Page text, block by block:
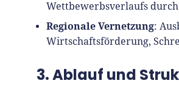
Wettbewerbsverlaufs
Regionale Vernetzung:
Wirtschaftsförderung,
3. Ablauf und